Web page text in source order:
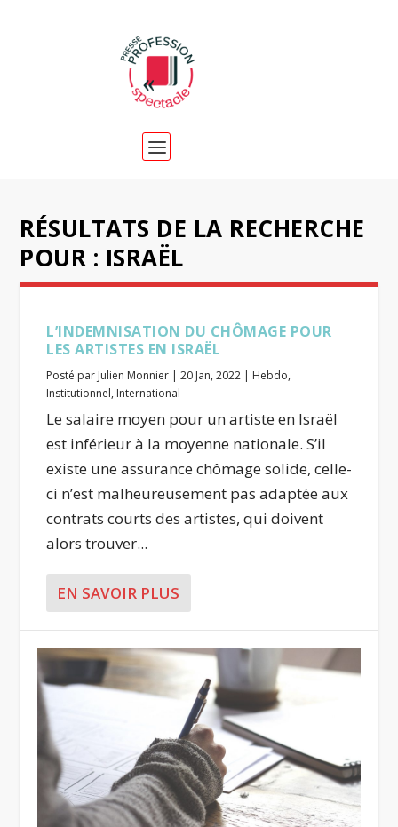
RÉSULTATS DE LA RECHERCHE
POUR : ISRAËL
L’INDEMNISATION DU CHÔMAGE POUR
LES ARTISTES EN ISRAËL
Posté par Julien Monnier |20 Jan, 2022 | Hebdo,
Institutionnel, International
Le salaire moyen pour un artiste en Israël
est inférieur à la moyenne nationale. S’il
existe une assurance chômage solide, celle-
ci n’est malheureusement pas adaptée aux
contrats courts des artistes, qui doivent
alors trouver...
EN SAVOIR PLUS